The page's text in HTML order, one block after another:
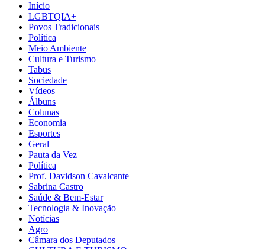
Início
LGBTQIA+
Povos Tradicionais
Política
Meio Ambiente
Cultura e Turismo
Tabus
Sociedade
Vídeos
Álbuns
Colunas
Economia
Esportes
Geral
Pauta da Vez
Política
Prof. Davidson Cavalcante
Sabrina Castro
Saúde & Bem-Estar
Tecnologia & Inovação
Notícias
Agro
Câmara dos Deputados